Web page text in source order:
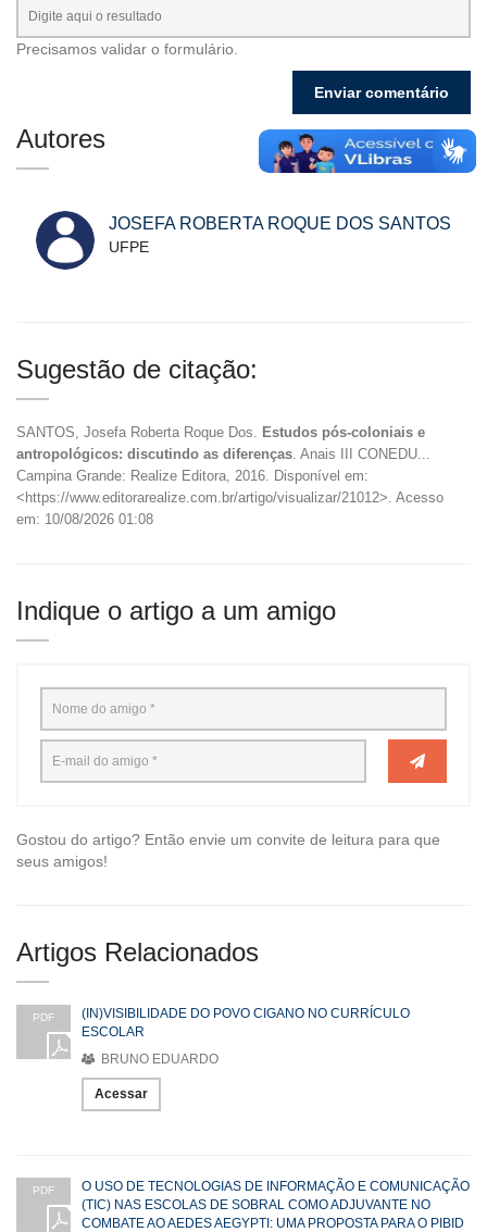
Precisamos validar o formulário.
Autores
JOSEFA ROBERTA ROQUE DOS SANTOS
UFPE
Sugestão de citação:
SANTOS, Josefa Roberta Roque Dos.
Estudos pós-coloniais e
antropológicos: discutindo as diferenças . Anais III CONEDU...
Campina Grande: Realize Editora, 2016. Disponível em:
<https://www.editorarealize.com.br/artigo/visualizar/21012>. Acesso
em: 10/08/2026 01:08
Indique o artigo a um amigo
Gostou do artigo? Então envie um convite de leitura para que
seus amigos!
Artigos Relacionados
PDF
(IN)VISIBILIDADE DO POVO CIGANO NO CURRÍCULO
ESCOLAR
BRUNO EDUARDO
Acessar
PDF
O USO DE TECNOLOGIAS DE INFORMAÇÃO E COMUNICAÇÃO
(TIC) NAS ESCOLAS DE SOBRAL COMO ADJUVANTE NO
COMBATE AO AEDES AEGYPTI: UMA PROPOSTA PARA O PIBID